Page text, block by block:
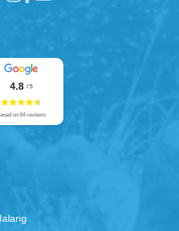
4.8 / 5
on 64 reviews